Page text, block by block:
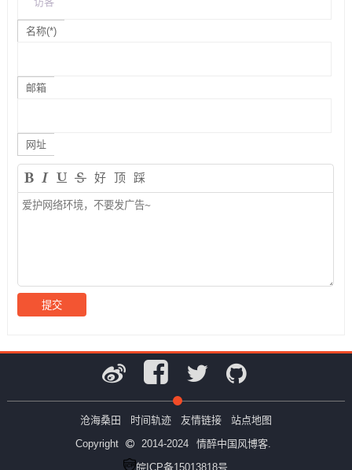
名称(*)
邮箱
网址
好 顶 踩
沧海桑田 时间轨迹 友情链接
站点地图
Copyright
2014-2024
情醉中国风博客.
皖ICP备15013818号